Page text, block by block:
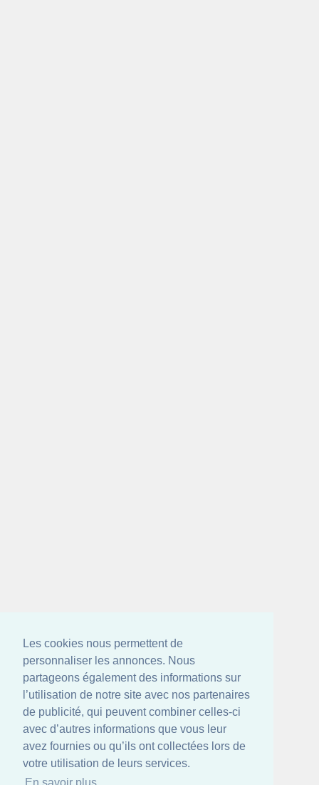
Les cookies nous permettent de
personnaliser les annonces. Nous
partageons également des informations sur
l’utilisation de notre site avec nos partenaires
de publicité, qui peuvent combiner celles-ci
avec d’autres informations que vous leur
avez fournies ou qu’ils ont collectées lors de
votre utilisation de leurs services.